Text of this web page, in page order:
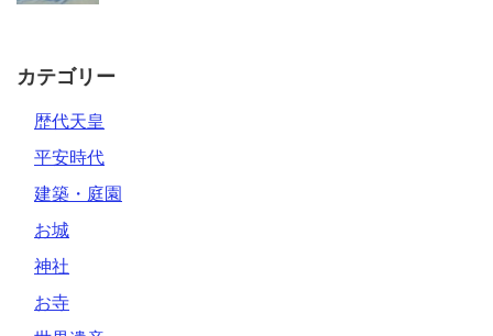
カテゴリー
歴代天皇
平安時代
建築・庭園
お城
神社
お寺